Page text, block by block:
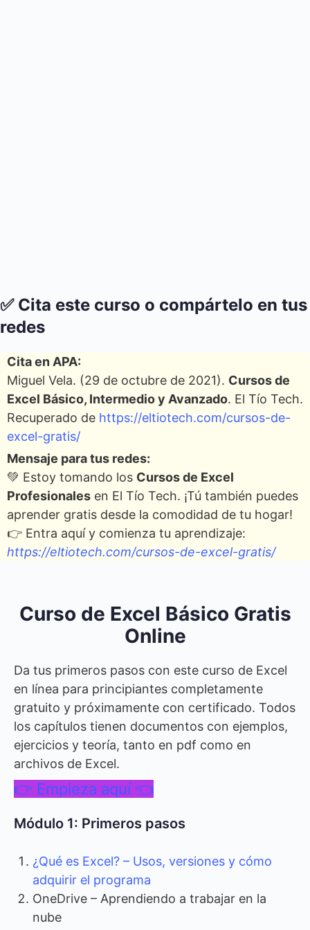
✅ Cita este curso o compártelo en tus
redes
Cita en APA:
Miguel Vela. (29 de octubre de 2021). Cursos de
Excel Básico, Intermedio y Avanzado. El Tío Tech.
Recuperado de https://eltiotech.com/cursos-de-
excel-gratis/
Mensaje para tus redes:
💚 Estoy tomando los Cursos de Excel
Profesionales en El Tío Tech. ¡Tú también puedes
aprender gratis desde la comodidad de tu hogar!
👉 Entra aquí y comienza tu aprendizaje:
https://eltiotech.com/cursos-de-excel-gratis/
Curso de Excel Básico Gratis
Online
Da tus primeros pasos con este curso de Excel
en línea para principiantes completamente
gratuito y próximamente con certificado. Todos
los capítulos tienen documentos con ejemplos,
ejercicios y teoría, tanto en pdf como en
archivos de Excel.
👉 Empieza aquí 👈
Módulo 1: Primeros pasos
¿Qué es Excel? – Usos, versiones y cómo
adquirir el programa
OneDrive – Aprendiendo a trabajar en la
nube